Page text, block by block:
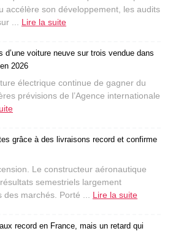
accélère son développement, les audits
... Lire la suite
d’une voiture neuve sur trois vendue dans
2026
électrique continue de gagner du
prévisions de l’Agence internationale
grâce à des livraisons record et confirme
Le constructeur aéronautique
semestriels largement
marchés. Porté ... Lire la suite
record en France, mais un retard qui